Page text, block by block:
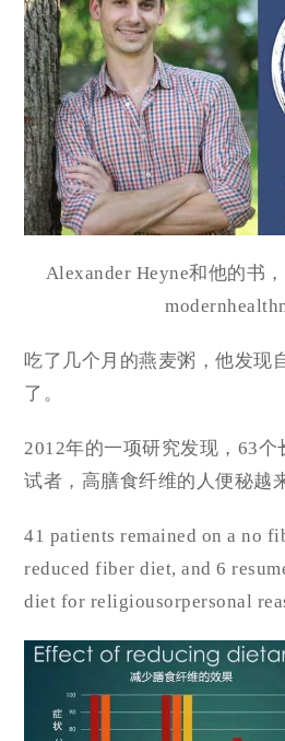
Alexander Heyne和他的书
吃了几个月的燕麦粥，他发现
了。
2012年的一项研究发现，63个
试者，高膳食纤维的人便秘越
41 patients remained on a no
reduced fiber diet, and 6
diet for religiousorpersonal